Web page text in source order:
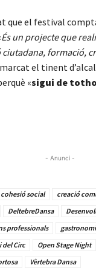
que el festival
És un projecte que
formació,
el tinent
«sigui de
- Anunci -
cohesió social creació
DeltebreDansa
professionals
del Circ Open Stage Night
Vèrtebra Dansa